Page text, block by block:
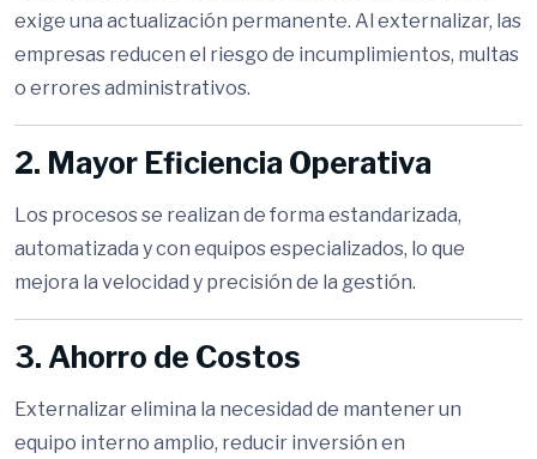
exige una actualización permanente. Al externalizar, las
empresas reducen el riesgo de incumplimientos, multas
o errores administrativos.
2. Mayor Eficiencia Operativa
Los procesos se realizan de forma estandarizada,
automatizada y con equipos especializados, lo que
mejora la velocidad y precisión de la gestión.
3. Ahorro de Costos
Externalizar elimina la necesidad de mantener un
equipo interno amplio, reducir inversión en